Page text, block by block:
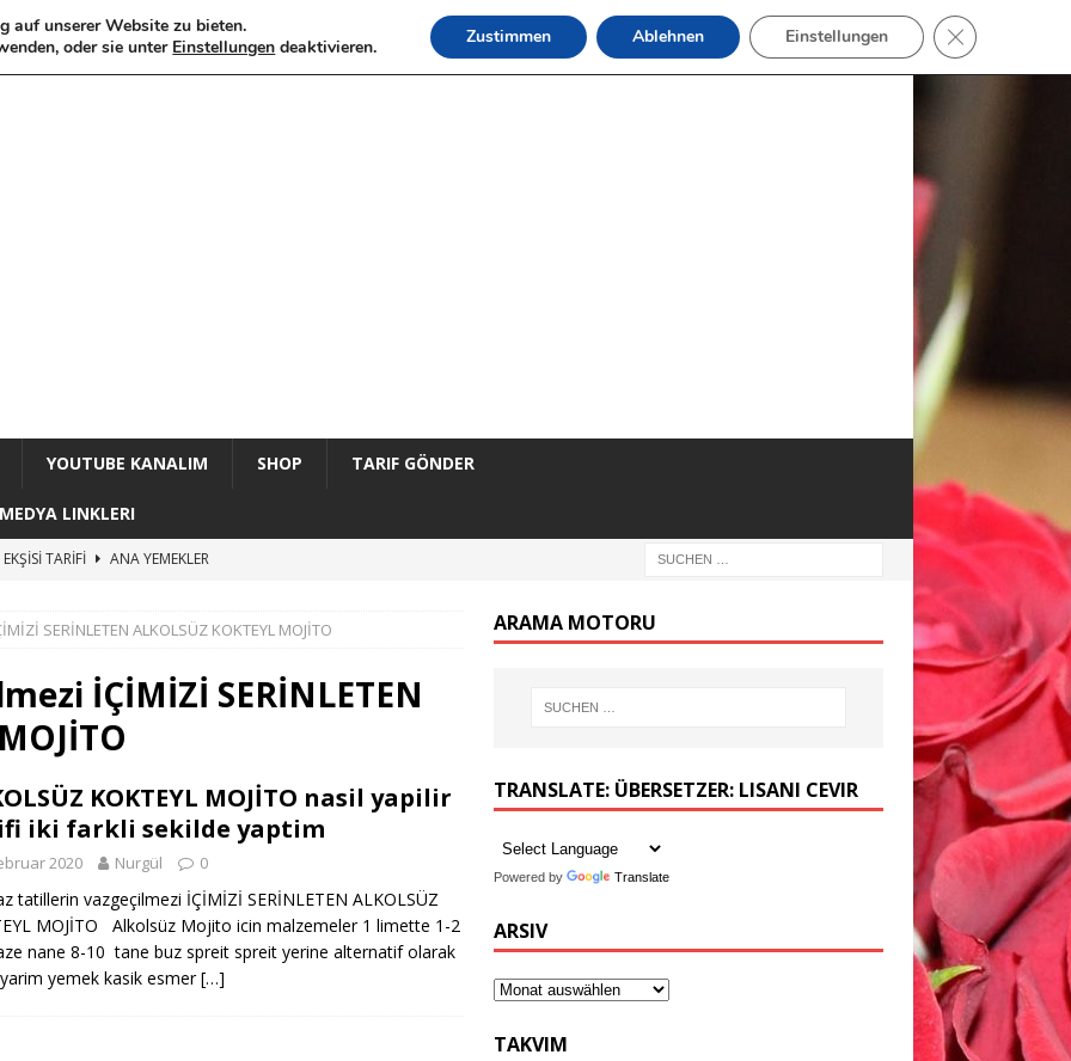
YOUTUBE KANALIM SHOP TARIF GÖNDER
LINKLERI
TARİFİ
ANA YEMEKLER
PİLAVI ET SUYUNA SALMA TEREYAĞLI BULGUR PİLAV
TARİFİ
Kesme Aşı tarifi, etli mercimek aşı nasıl yapılır
SERİNLETEN ALKOLSÜZ KOKTEYL MOJİTO
İÇİMİZİ SERİNLETEN
KOKTEYL MOJİTO nasil yapilir
iki farkli sekilde yaptim
2020 Nurgül 0
vazgeçilmezi İÇİMİZİ SERİNLETEN ALKOLSÜZ
MOJİTO Alkolsüz Mojito icin malzemeler 1 limette 1-2
nane 8-10 tane buz spreit spreit yerine alternatif olarak
yemek kasik esmer[…]
ARAMA MOTORU
TRANSLATE: ÜBERSETZER: LISANI CEVIR
Powered by Translate
ARSIV
TAKVIM
auf unserer Website zu bieten.
oder sie unter Einstellungen deaktivieren. Zustimmen Ablehnen Einstellungen GDPR Cookie-